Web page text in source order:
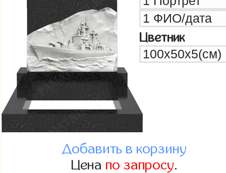
Цветник
Добавить в корзину
Цена по запросу.